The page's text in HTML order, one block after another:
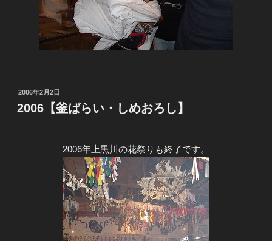
投
稿
日:
2006年2月2日
2006【釜ばらい・しめおろし】
2006年上黒川の花祭りも終了です。